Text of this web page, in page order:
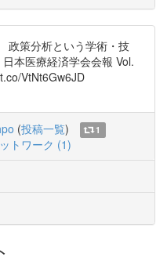
政策分析という学術・技
本医療経済学会会報 Vol.
VtNt6Gw6JD
(投稿一覧)
1
トワーク (1)